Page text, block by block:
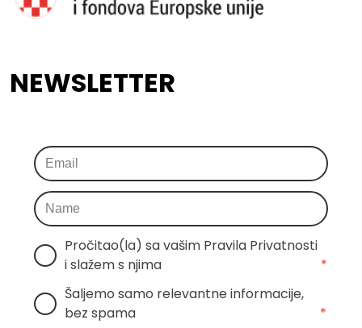
NEWSLETTER
Pročitao(la) sa vašim Pravila Privatnosti
i slažem s njima
*
Šaljemo samo relevantne informacije,
bez spama
*